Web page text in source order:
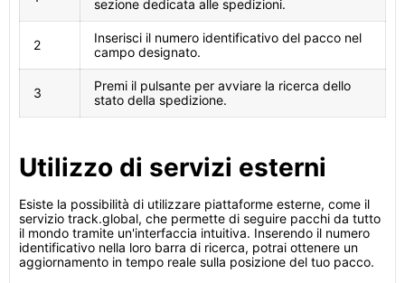
sezione dedicata alle spedizioni.
2
Inserisci il numero identificativo del pacco nel
campo designato.
3
Premi il pulsante per avviare la ricerca dello
stato della spedizione.
Utilizzo di servizi esterni
Esiste la possibilità di utilizzare piattaforme esterne, come il
servizio track.global, che permette di seguire pacchi da tutto
il mondo tramite un'interfaccia intuitiva. Inserendo il numero
identificativo nella loro barra di ricerca, potrai ottenere un
aggiornamento in tempo reale sulla posizione del tuo pacco.